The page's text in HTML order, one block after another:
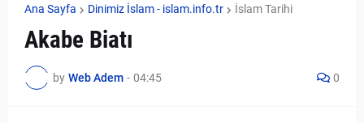
Ana Sayfa Dinimiz İslam - islam.info.tr İslam Tarihi
Akabe Biatı
by Web Adem - 04:45 0